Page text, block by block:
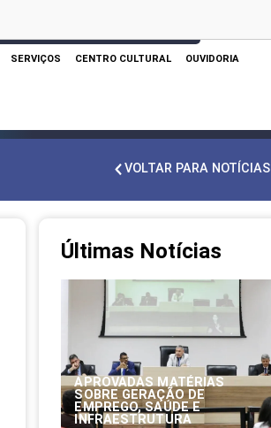
SERVIÇOS CENTRO CULTURAL OUVIDORIA
VOLTAR PARA NOTÍCIAS
Últimas Notícias
APROVADAS MATÉRIAS
SOBRE GERAÇÃO DE
EMPREGO, SAÚDE E
INFRAESTRUTURA